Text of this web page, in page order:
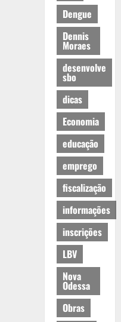
Dengue
Dennis
Moraes
desenvolve
sbo
dicas
Economia
educação
emprego
fiscalização
informações
inscrições
LBV
Nova
Odessa
Obras